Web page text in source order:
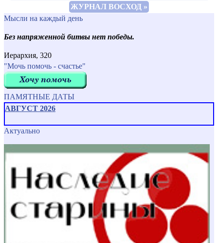
ЖУРНАЛ ВОСХОД »
Мысли на каждый день
Без напряженной битвы нет победы.
Иерархия, 320
"Мочь помочь - счастье"
ПАМЯТНЫЕ ДАТЫ
АВГУСТ 2026
Актуально